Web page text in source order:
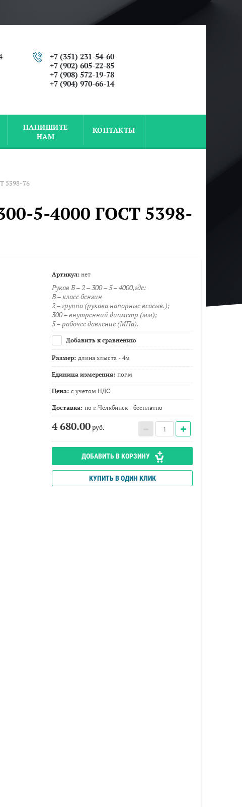
+7 (351) 231-54-60
+7 (902) 605-22-85
+7 (908) 572-19-78
+7 (904) 970-66-14
НАПИШИТЕ
НАМ
КОНТАКТЫ
5398-76
5-4000 ГОСТ 5398-
Артикул: нет
Рукав Б – 2 – 300 – 5 – 4000,где:
В – класс бензин
2 – группа (рукава напорные всасыв.);
300 – внутренний диаметр (мм);
5 – рабочее давление (МПа).
Добавить к сравнению
Размер: длина хлыста - 4м
Единица измерения: пог.м
Цена: с учетом НДС
Доставка: по г. Челябинск - бесплатно
4 680.00руб.
ДОБАВИТЬ В КОРЗИНУ
КУПИТЬ В ОДИН КЛИК